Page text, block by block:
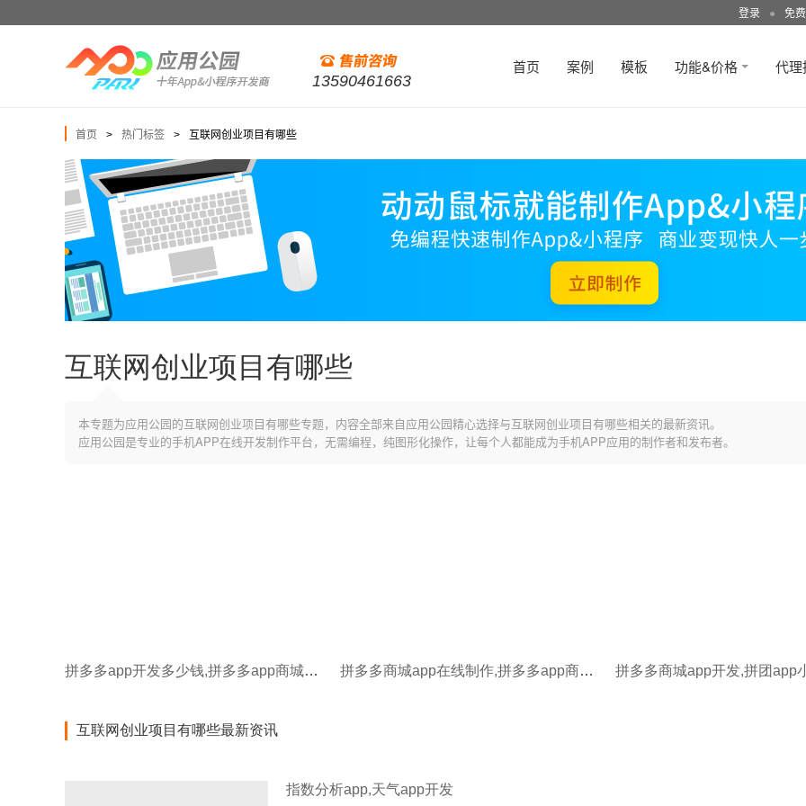
登录 ● 免
13590461663
首页 案例 模板 功能&价格 代理
首页 > 热门标签 > 互联网创业项目有哪些
互联网创业项目有哪些
本专题为应用公园的互联网创业项目有哪些专题，内容全部来自应用公园精心选择与互联网创业项目有哪些相关的最新资讯。
应用公园是专业的手机APP在线开发制作平台，无需编程，纯图形化操作，让每个人都能成为手机APP应用的制作者和发布者。
拼多多app开发多少钱,拼多多app商城开发 拼多多商城app在线制作,拼多多app商城开发 拼多多商城app开发,拼团app
互联网创业项目有哪些最新资讯
指数分析app,天气app开发